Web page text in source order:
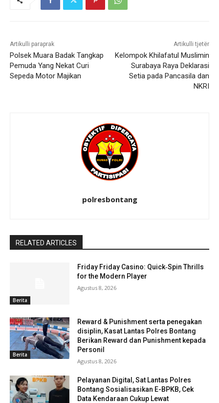
Artikulli paraprak
Polsek Muara Badak Tangkap
Pemuda Yang Nekat Curi
Sepeda Motor Majikan
Artikulli tjetër
Kelompok Khilafatul Muslimin
Surabaya Raya Deklarasi
Setia pada Pancasila dan
NKRI
polresbontang
RELATED ARTICLES
Berita
Friday Friday Casino: Quick‑Spin Thrills
for the Modern Player
Agustus 8, 2026
Berita
Reward & Punishment serta penegakan
disiplin, Kasat Lantas Polres Bontang
Berikan Reward dan Punishment kepada
Personil
Agustus 8, 2026
Pelayanan Digital, Sat Lantas Polres
Bontang Sosialisasikan E-BPKB, Cek
Data Kendaraan Cukup Lewat